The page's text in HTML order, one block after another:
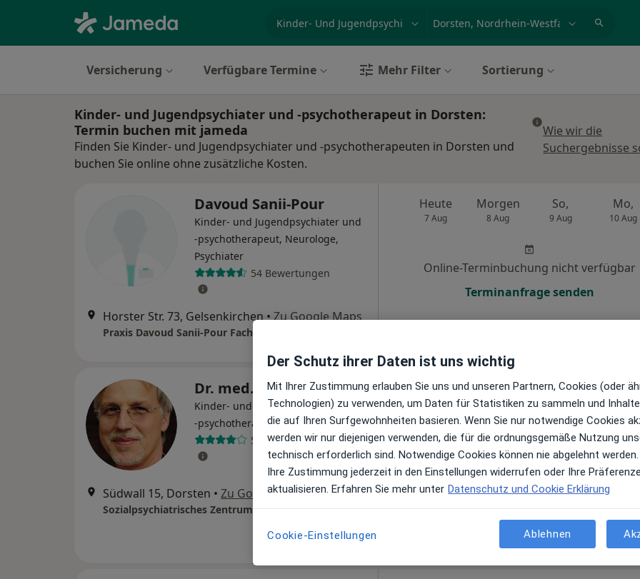
Versicherung Verfügbare Termine Mehr Filter Sortierung
Kinder- und Jugendpsychiater und -psychotherapeut in Dorsten:
Termin buchen mit jameda
Finden Sie Kinder- und Jugendpsychiater und -psychotherapeuten in Dorsten und
buchen Sie online ohne zusätzliche Kosten.
Wie wir die
Suchergebnisse
Davoud Sanii-Pour
Kinder- und Jugendpsychiater und
-psychotherapeut, Neurologe,
Psychiater
54 Bewertungen
Horster Str. 73, Gelsenkirchen•Zu Google Maps
Heute
7 Aug
Morgen
8 Aug
So,
9 Aug
Mo,
10 Aug
Online-Terminbuchung nicht verfügbar
Terminanfrage senden
Dr. med. Ralph Meyers
Kinder- und Jugendpsychiater und
-psychotherapeut·Mehr
54 Bewertungen
Südwall 15, Dorsten • Zu Google Maps
Heute
7 Aug
Morgen
8 Aug
So,
9 Aug
Mo,
10 Aug
Online-Terminbuchung nicht verfügbar
Terminanfrage senden
Der Schutz ihrer Daten ist uns wichtig
Mit Ihrer Zustimmung erlauben Sie uns und unseren Partnern, Cookies (oder
Technologien) zu verwenden, um Daten für Statistiken zu sammeln und
die auf Ihren Surfgewohnheiten basieren. Wenn Sie nur notwendige Cookies
werden wir nur diejenigen verwenden, die für die ordnungsgemäße Nutzung
technisch erforderlich sind. Notwendige Cookies können nie abgelehnt werden.
Ihre Zustimmung jederzeit in den Einstellungen widerrufen oder Ihre
aktualisieren. Erfahren Sie mehr unter Datenschutz und Cookie Erklärung
Cookie-Einstellungen Ablehnen